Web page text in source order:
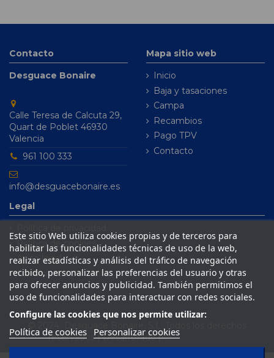
Contacto
Desguace Bonaire
Calle Teresa de Calcuta 29,
Quart de Poblet 46930
Valencia
961 100 333
info@desguacebonaire.es
Mapa sitio web
Inicio
Baja y tasaciones
Campa
Recambios
Pago TPV
Contacto
Legal
Política de cookies
Aviso legal
Condiciones de venta
Este sitio Web utiliza cookies propias y de terceros para
habilitar las funcionalidades técnicas de uso de la web,
realizar estadísticas y análisis del tráfico de navegación
recibido, personalizar las preferencias del usuario y otras
para ofrecer anuncios y publicidad. También permitimos el
uso de funcionalidades para interactuar con redes sociales.
Configure las cookies que nos permite utilizar:
Política de cookies Personalizar cookies
reservados | Desarrollado porSeintosoft